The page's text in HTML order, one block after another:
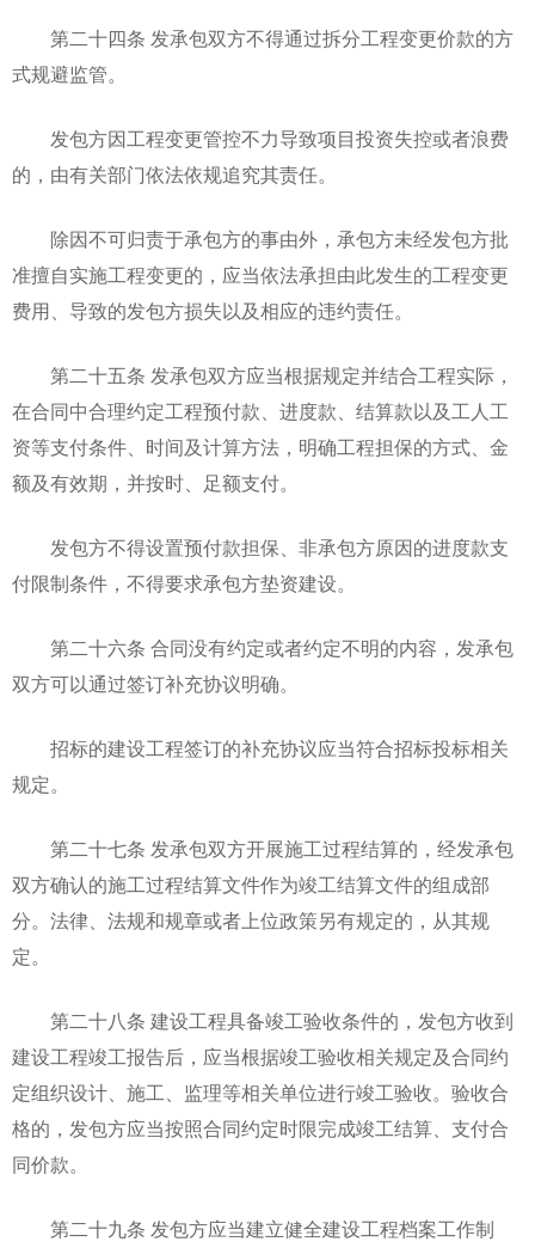
第二十四条 发承包双方不得通过拆分工程变更价款的方
式规避监管。
发包方因工程变更管控不力导致项目投资失控或者浪费
的，由有关部门依法依规追究其责任。
除因不可归责于承包方的事由外，承包方未经发包方批
准擅自实施工程变更的，应当依法承担由此发生的工程变更
费用、导致的发包方损失以及相应的违约责任。
第二十五条 发承包双方应当根据规定并结合工程实际，
在合同中合理约定工程预付款、进度款、结算款以及工人工
资等支付条件、时间及计算方法，明确工程担保的方式、金
额及有效期，并按时、足额支付。
发包方不得设置预付款担保、非承包方原因的进度款支
付限制条件，不得要求承包方垫资建设。
第二十六条 合同没有约定或者约定不明的内容，发承包
双方可以通过签订补充协议明确。
招标的建设工程签订的补充协议应当符合招标投标相关
规定。
第二十七条 发承包双方开展施工过程结算的，经发承包
双方确认的施工过程结算文件作为竣工结算文件的组成部
分。法律、法规和规章或者上位政策另有规定的，从其规
定。
第二十八条 建设工程具备竣工验收条件的，发包方收到
建设工程竣工报告后，应当根据竣工验收相关规定及合同约
定组织设计、施工、监理等相关单位进行竣工验收。验收合
格的，发包方应当按照合同约定时限完成竣工结算、支付合
同价款。
第二十九条 发包方应当建立健全建设工程档案工作制